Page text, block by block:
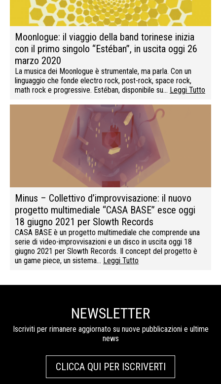
Moonlogue: il viaggio della band torinese inizia
con il primo singolo “Estéban”, in uscita oggi 26
marzo 2020
La musica dei Moonlogue è strumentale, ma parla. Con un
linguaggio che fonde electro rock, post-rock, space rock,
math rock e progressive. Estéban, disponibile su… Leggi Tutto
Minus – Collettivo d’improvvisazione: il nuovo
progetto multimediale “CASA BASE” esce oggi
18 giugno 2021 per Slowth Records
CASA BASE è un progetto multimediale che comprende una
serie di video-improvvisazioni e un disco in uscita oggi 18
giugno 2021 per Slowth Records. Il concept del progetto è
un game piece, un sistema… Leggi Tutto
NEWSLETTER
Iscriviti per rimanere aggiornato su nuove pubblicazioni e ultime
news
CLICCA QUI PER ISCRIVERTI